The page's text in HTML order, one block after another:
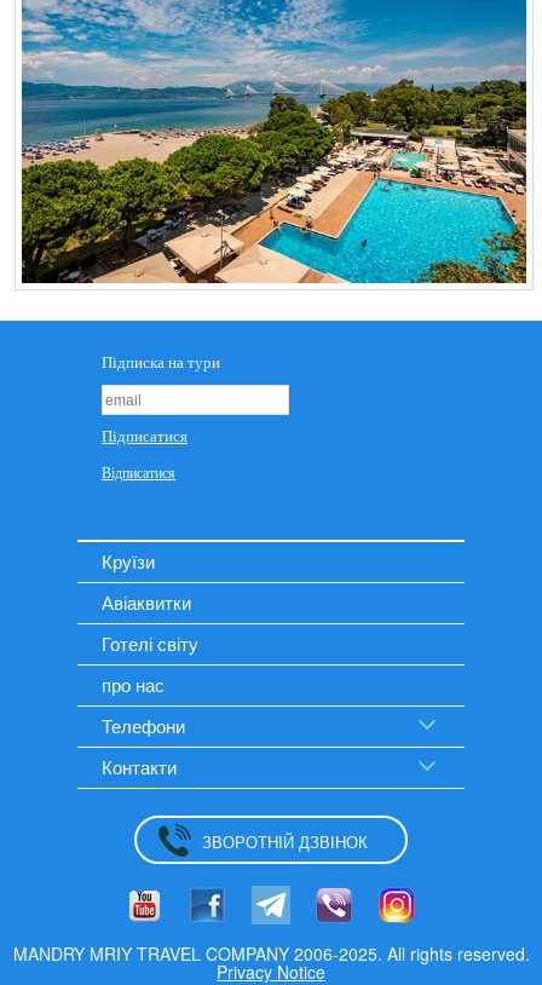
Круїзи
Авіаквитки
Готелі світу
про нас
Телефони
Контакти
ЗВОРОТНІЙ ДЗВІНОК
MANDRY MRIY TRAVEL COMPANY 2006-2025. All rights reserved.
Privacy Notice